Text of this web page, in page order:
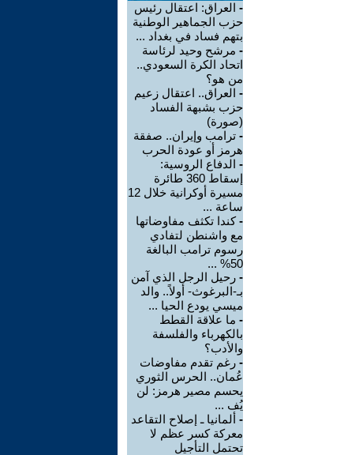
- العراق: اعتقال رئيس
حزب الجماهير الوطنية
بتهم فساد في بغداد ...
- مرشح وحيد لرئاسة
اتحاد الكرة السعودي..
من هو؟
- العراق.. اعتقال زعيم
حزب بشبهة الفساد
(صورة)
- ترامب وإيران.. صفقة
هرمز أو عودة الحرب
- الدفاع الروسية:
إسقاط 360 طائرة
مسيرة أوكرانية خلال 12
ساعة ...
-كندا تكثف مفاوضاتها
مع واشنطن لتفادي
رسوم ترامب البالغة
50% ...
- رحيل الرجل الذي آمن
بـ-البرغوث- أولاً.. والد
ميسي يودع الحيا ...
- ما علاقة القطط
بالكهرباء والفلسفة
والأدب؟
- رغم تقدم مفاوضات
عُمان.. الحرس الثوري
يحسم مصير هرمز: لن
يُف ...
- ألمانيا ـ إصلاح التقاعد
معركة كسر عظم لا
تحتمل التأجيل